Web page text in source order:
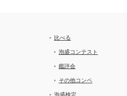
比べる
泡盛コンテスト
鑑評会
その他コンペ
泡盛検定